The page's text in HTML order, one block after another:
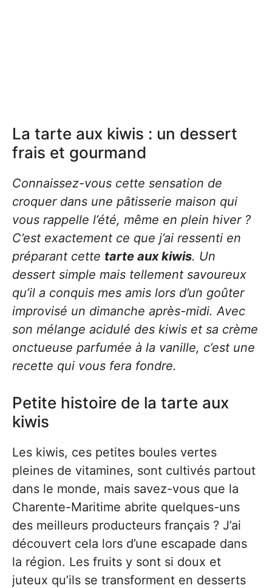
La tarte aux kiwis : un dessert
frais et gourmand
Connaissez-vous cette sensation de
croquer dans une pâtisserie maison qui
vous rappelle l’été, même en plein hiver ?
C’est exactement ce que j’ai ressenti en
préparant cette tarte aux kiwis. Un
dessert simple mais tellement savoureux
qu’il a conquis mes amis lors d’un goûter
improvisé un dimanche après-midi. Avec
son mélange acidulé des kiwis et sa crème
onctueuse parfumée à la vanille, c’est une
recette qui vous fera fondre.
Petite histoire de la tarte aux
kiwis
Les kiwis, ces petites boules vertes
pleines de vitamines, sont cultivés partout
dans le monde, mais savez-vous que la
Charente-Maritime abrite quelques-uns
des meilleurs producteurs français ? J’ai
découvert cela lors d’une escapade dans
la région. Les fruits y sont si doux et
juteux qu’ils se transforment en desserts